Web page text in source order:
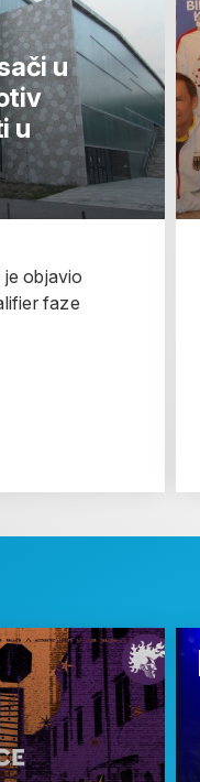
u
u
objavio
faze